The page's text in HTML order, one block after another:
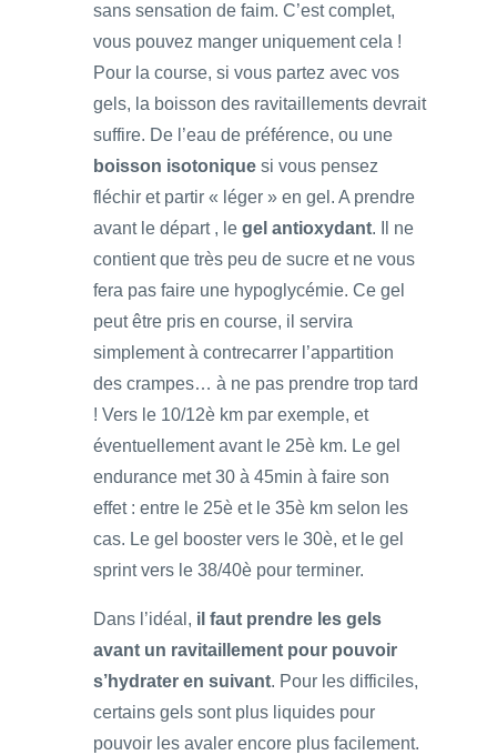
sans sensation de faim. C’est complet,
vous pouvez manger uniquement cela !
Pour la course, si vous partez avec vos
gels, la boisson des ravitaillements devrait
suffire. De l’eau de préférence, ou une
boisson isotonique si vous pensez
fléchir et partir « léger » en gel. A prendre
avant le départ , le gel antioxydant. Il ne
contient que très peu de sucre et ne vous
fera pas faire une hypoglycémie. Ce gel
peut être pris en course, il servira
simplement à contrecarrer l’appartition
des crampes… à ne pas prendre trop tard
! Vers le 10/12è km par exemple, et
éventuellement avant le 25è km. Le gel
endurance met 30 à 45min à faire son
effet : entre le 25è et le 35è km selon les
cas. Le gel booster vers le 30è, et le gel
sprint vers le 38/40è pour terminer.
Dans l’idéal, il faut prendre les gels
avant un ravitaillement pour pouvoir
s’hydrater en suivant. Pour les difficiles,
certains gels sont plus liquides pour
pouvoir les avaler encore plus facilement.